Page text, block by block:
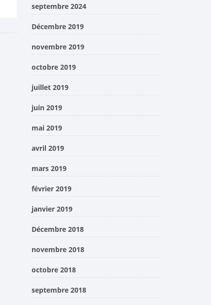
septembre 2024
Décembre 2019
novembre 2019
octobre 2019
juillet 2019
juin 2019
mai 2019
avril 2019
mars 2019
février 2019
janvier 2019
Décembre 2018
novembre 2018
octobre 2018
septembre 2018